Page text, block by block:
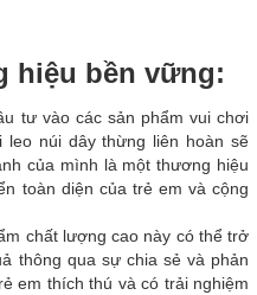
hiệu bền vững:
tư vào các sản phẩm vui chơi
núi dây thừng liên hoàn sẽ
của mình là một thương hiệu
toàn diện của trẻ em và cộng
chất lượng cao này có thể trở
thông qua sự chia sẻ và phản
em thích thú và có trải nghiệm